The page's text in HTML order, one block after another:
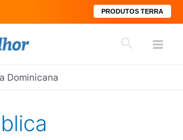
PRODUTOS TERRA
Pesquisar
Dominicana